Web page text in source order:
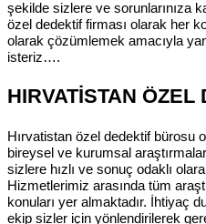
şekilde sizlere ve sorunlarınıza
özel dedektif firması olarak her
olarak çözümlemek amacıyla
isteriz….
HIRVATİSTAN
Hırvatistan özel dedektif bürosu
bireysel ve kurumsal
sizlere hızlı ve sonuç odaklı
Hizmetlerimiz arasında tüm
konuları yer almaktadır. İhtiyaç
ekip sizler için yönlendirilerek